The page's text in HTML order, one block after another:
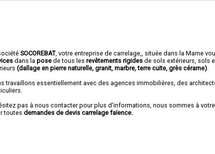
SOCOREBAT,votre entreprise de carrelage,
, située dans la Marne
dans lapose de tous lesrevêtements rigides de sols extérieurs, sols
(dallage en pierre naturelle, granit, marbre, terre cuite, grès cérame)
travaillons essentiellement avec des agences immobilières, des
pas à nous contacter pour plus d'informations, nous sommes à
toutesdemandes de devis carrelage faïence.